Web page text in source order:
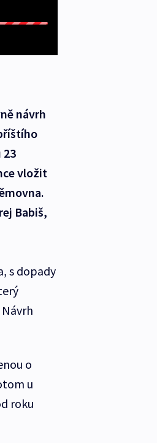
návrh
23
vložit
Babiš,
s dopady
o
u
roku